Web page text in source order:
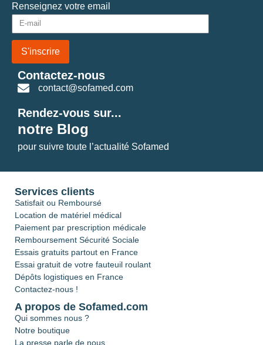
Renseignez votre email
S'inscrire
Contactez-nous
contact@sofamed.com
Rendez-vous sur...
notre Blog
pour suivre toute l’actualité Sofamed
Services clients
Satisfait ou Remboursé
Location de matériel médical
Paiement par prescription médicale
Remboursement Sécurité Sociale
Essais gratuits partout en France
Essai gratuit de votre fauteuil roulant
Dépôts logistiques en France
Contactez-nous !
A propos de Sofamed.com
Qui sommes nous ?
Notre boutique
La presse parle de nous